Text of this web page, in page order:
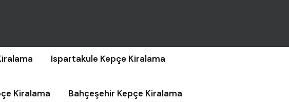
Ispartakule Kepçe Kiralama
Kiralama Bahçeşehir Kepçe Kiralama